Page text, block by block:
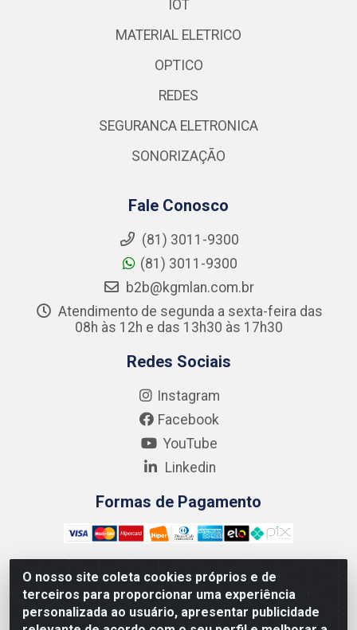
O nosso site coleta cookies próprios e de
terceiros para proporcionar uma experiência
personalizada ao usuário, apresentar publicidade
IOT
MATERIAL ELETRICO
OPTICO
REDES
SEGURANCA ELETRONICA
SONORIZAÇÃO
Fale Conosco
(81) 3011-9300
(81) 3011-9300
b2b@kgmlan.com.br
Atendimento de segunda a sexta-feira das
08h às 12h e das 13h30 às 17h30
Redes Sociais
Instagram
Facebook
YouTube
Linkedin
Formas de Pagamento
Kgmlan Distribuidora LTDA - CNPJ 18.217.682/0001-54 -
Rua Pedro de Barros Cavalcante, 58 - Bultrins, Olinda/PE